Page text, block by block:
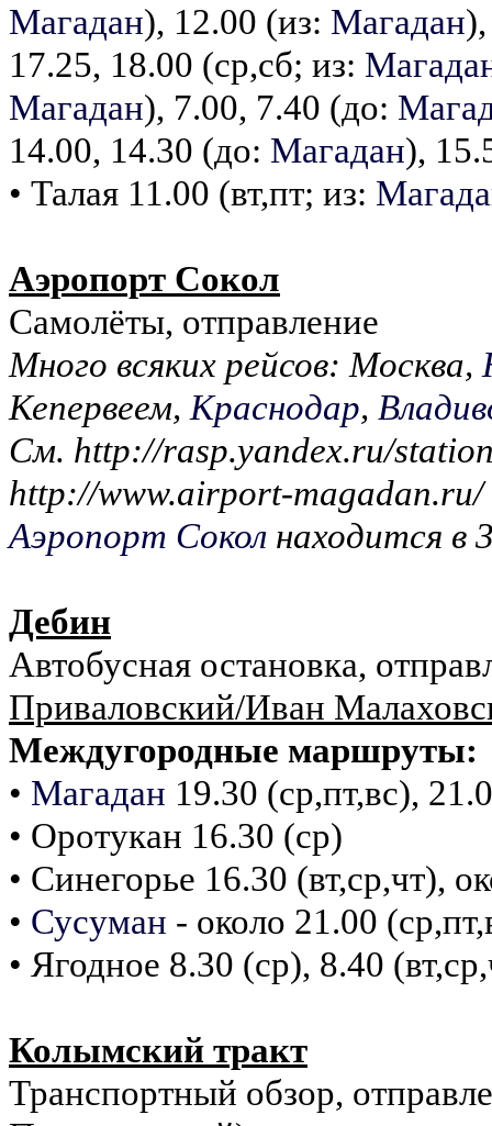
Магадан), 12.00 (из: Магадан
17.25, 18.00 (ср,сб; из:
Магадан), 7.00, 7.40 (до:
14.00, 14.30 (до: Магадан),
• Талая 11.00 (вт,пт; из:
Аэропорт Сокол
Самолёты, отправление
Много всяких рейсов: Москва,
Кепервеем, Краснодар,
См. http://rasp.yandex.ru/
http://www.airport-magadan.ru/
Аэропорт Сокол находится в
Дебин
Автобусная остановка,
Приваловский/Иван
Междугородные маршруты:
• Магадан 19.30 (ср,пт,вс),
• Оротукан 16.30 (ср)
• Синегорье 16.30 (вт,ср,чт),
• Сусуман - около 21.00
• Ягодное 8.30 (ср), 8.40
Колымский тракт
Транспортный обзор,